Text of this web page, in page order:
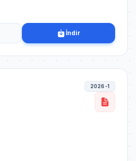
İndir
2026-1